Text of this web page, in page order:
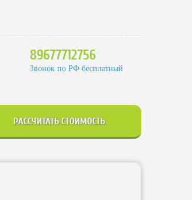
89677712756
Звонок по РФ бесплатный
РАССЧИТАТЬ СТОИМОСТЬ